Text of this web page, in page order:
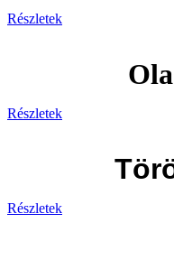
Részletek
Részletek
Részletek